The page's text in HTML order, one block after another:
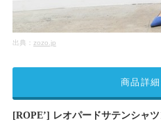
出典： zozo.jp
[ROPE’] レオパードサテンシャツ
商品詳